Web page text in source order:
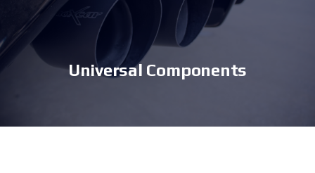
Universal Components